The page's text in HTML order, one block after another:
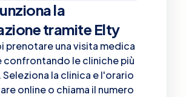
la
tramite Elty
prenotare una visita medica
confrontando le cliniche più
la clinica e l'orario
online o chiama il numero